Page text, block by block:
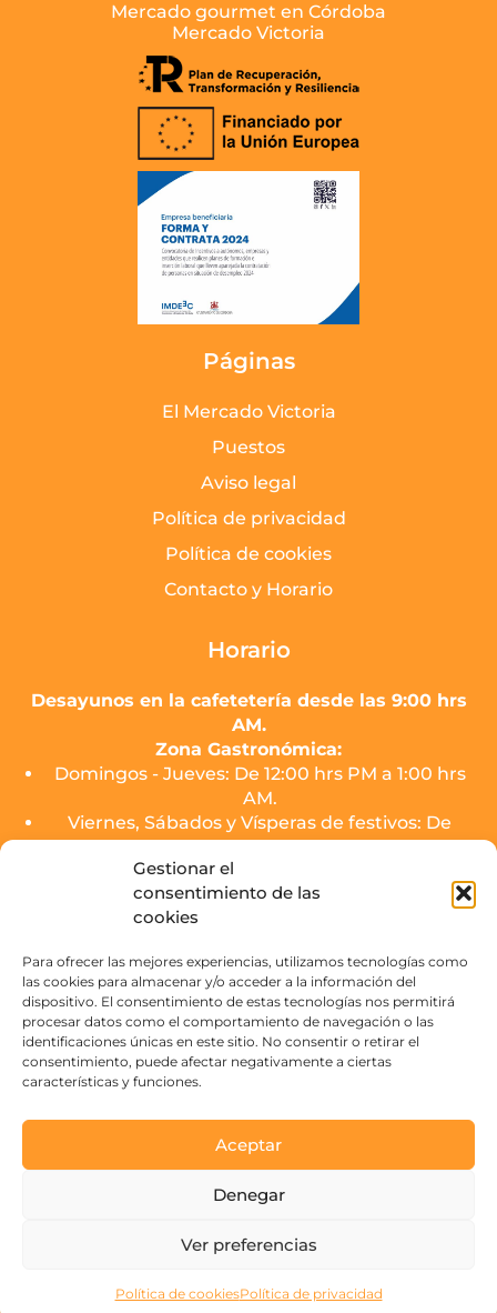
Gestionar el
consentimiento de las
cookies
Para ofrecer las mejores experiencias, utilizamos tecnologías como
las cookies para almacenar y/o acceder a la información del
dispositivo. El consentimiento de estas tecnologías nos permitirá
procesar datos como el comportamiento de navegación o las
identificaciones únicas en este sitio. No consentir o retirar el
consentimiento, puede afectar negativamente a ciertas
características y funciones.
Aceptar
Denegar
Ver preferencias
Política de cookiesPolítica de privacidad
Mercado gourmet en Córdoba
Mercado Victoria
Páginas
El Mercado Victoria
Puestos
Aviso legal
Política de privacidad
Política de cookies
Contacto y Horario
Horario
Desayunos en la cafetetería desde las 9:00 hrs
AM.
Zona Gastronómica:
Domingos - Jueves: De 12:00 hrs PM a 1:00 hrs
AM.
Viernes, Sábados y Vísperas de festivos: De
El servicio de cocina de los puestos finalizará
media hora antes del cierre.
Zona de Copas (SOJO Mercado):
Domingos - Jueves: De 16:00 hrs PM a 3:00 hrs
AM.
Viernes, Sábados y Vísperas de festivos: De
16:00 hrs PM a 4:00 hrs AM.
14004 Córdoba, España
Ver correos